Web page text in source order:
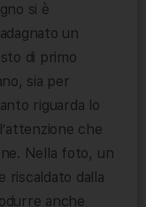
si è
un
di primo
sia per
riguarda lo
che
Nella foto, un
riscaldato dalla
anche